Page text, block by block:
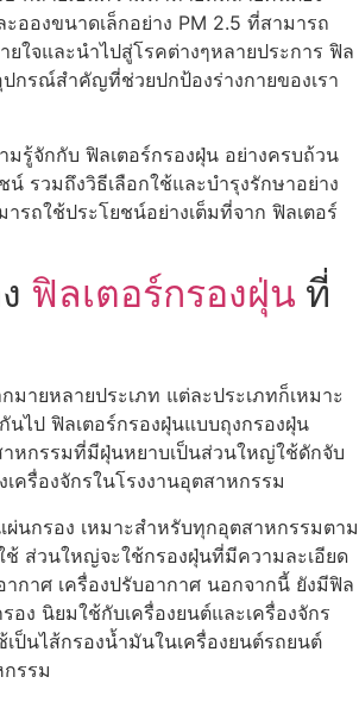
อองขนาดเล็กอย่าง PM 2.5 ที่สามารถ
ยใจและนำไปสู่โรคต่างๆหลายประการ ฟิล
ปกรณ์สำคัญที่ช่วยปกป้องร่างกายของเรา
มรู้จักกับ ฟิลเตอร์กรองฝุ่น อย่างครบถ้วน
น์ รวมถึงวิธีเลือกใช้และบำรุงรักษาอย่าง
รถใช้ประโยชน์อย่างเต็มที่จาก ฟิลเตอร์
ฟิลเตอร์กรองฝุ่น ที่
มายหลายประเภท แต่ละประเภทก็เหมาะ
นไป ฟิลเตอร์กรองฝุ่นแบบถุงกรองฝุ่น
าหกรรมที่มีฝุ่นหยาบเป็นส่วนใหญ่ใช้ดักจับ
ครื่องจักรในโรงงานอุตสาหกรรม
ผ่นกรอง เหมาะสำหรับทุกอุตสาหกรรมตาม
ช้ ส่วนใหญ่จะใช้กรองฝุ่นที่มีความละเอียด
ากาศ เครื่องปรับอากาศ นอกจากนี้ ยังมีฟิล
อง นิยมใช้กับเครื่องยนต์และเครื่องจักร
ป็นไส้กรองน้ำมันในเครื่องยนต์รถยนต์
รรม